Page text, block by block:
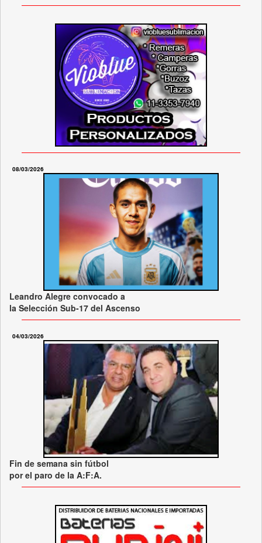
08/03/2026
Leandro Alegre convocado a
la Selección Sub-17 del Ascenso
04/03/2026
Fin de semana sin fútbol
por el paro de la A:F:A.